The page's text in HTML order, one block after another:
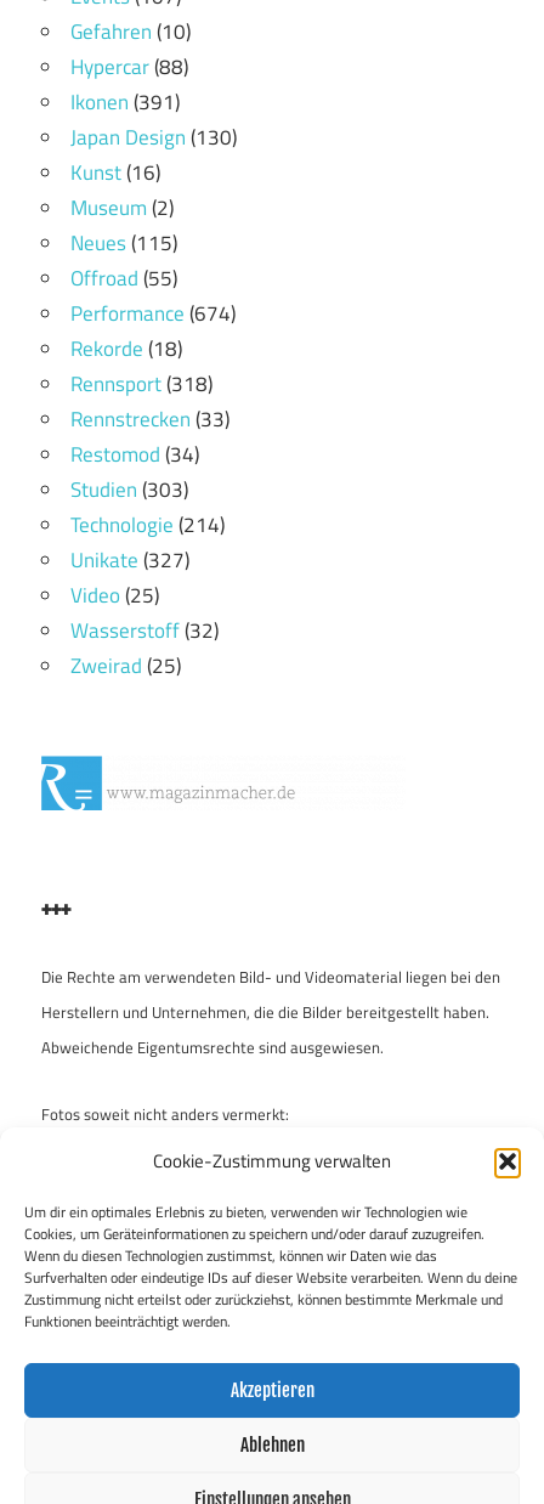
Cookie-Zustimmung verwalten
Um dir ein optimales Erlebnis zu bieten, verwenden wir Technologien wie
Cookies, um Geräteinformationen zu speichern und/oder darauf zuzugreifen.
Wenn du diesen Technologien zustimmst, können wir Daten wie das
Surfverhalten oder eindeutige IDs auf dieser Website verarbeiten. Wenn du deine
Zustimmung nicht erteilst oder zurückziehst, können bestimmte Merkmale und
Funktionen beeinträchtigt werden.
Akzeptieren
Ablehnen
Einstellungen ansehen
Gefahren(10)
Hypercar(88)
Ikonen(391)
Japan Design(130)
Kunst(16)
Museum(2)
Neues(115)
Offroad(55)
Performance(674)
Rekorde(18)
Rennsport(318)
Rennstrecken(33)
Restomod(34)
Studien(303)
Technologie(214)
Unikate(327)
Video(25)
Wasserstoff(32)
Zweirad(25)
+++
Die Rechte am verwendeten Bild- und Videomaterial liegen bei den
Herstellern und Unternehmen, die die Bilder bereitgestellt haben.
Abweichende Eigentumsrechte sind ausgewiesen.
Fotos soweit nicht anders vermerkt:
Archiv „enzo & ferdinand“
„enzo & ferdinand“ ist bei der Auswahl der Fotos mit Umsicht
vorgegangen, um keine Rechte Dritter zu verletzen. Falls dies
dennoch geschehen sein sollte, bittet die Redaktion um kurze
Nachricht.
WordPress-Theme: Maxwell von ThemeZee.